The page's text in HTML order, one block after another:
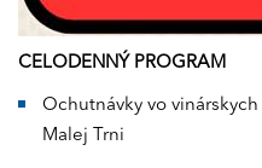
CELODENNÝ PROGRAM
Ochutnávky vo
Malej Trni